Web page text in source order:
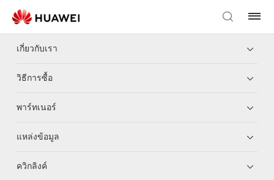
เกี่ยวกับเรา
วิธีการซื้อ
พาร์ทเนอร์
แหล่งข้อมูล
ควิกลิงค์